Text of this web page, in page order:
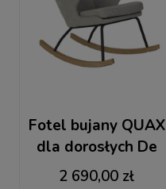
Fotel bujany QUAX
dla dorosłych De
Luxe Sand Grey
2 690,00 zł